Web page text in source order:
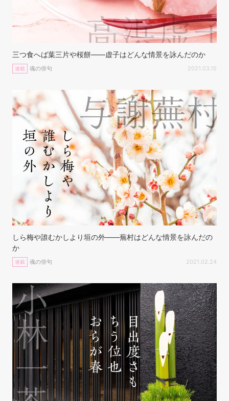
三つ食へば葉三片や桜餅——虚子はどんな情景を詠んだのか
連載 魂の俳句 2021.03.15
しら梅や誰むかしより垣の外——蕪村はどんな情景を詠んだの
か
連載 魂の俳句 2021.02.24